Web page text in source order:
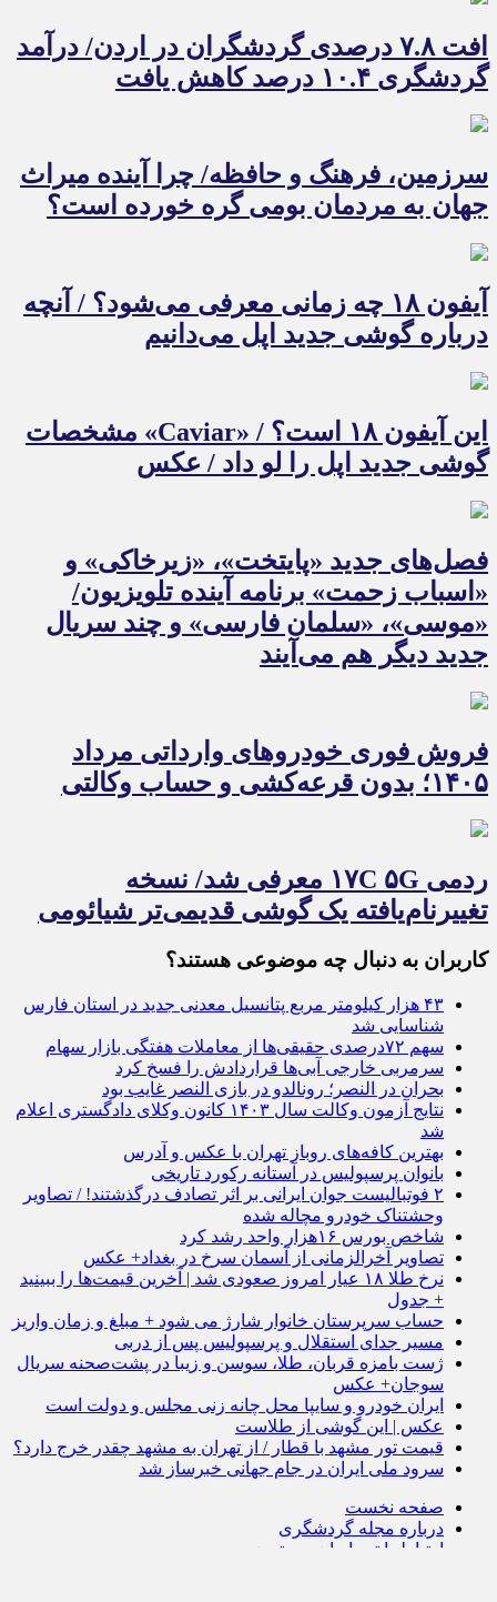
افت ۷.۸ درصدی گردشگران در اردن/ درآمد
گردشگری ۱۰.۴ درصد کاهش یافت
سرزمین، فرهنگ و حافظه/ چرا آینده میراث
جهان به مردمان بومی گره خورده است؟
آیفون ۱۸ چه زمانی معرفی می‌شود؟ / آنچه
درباره گوشی جدید اپل می‌دانیم
این آیفون ۱۸ است؟ / «Caviar» مشخصات
گوشی جدید اپل را لو داد / عکس
فصل‌های جدید «پایتخت»، «زیرخاکی» و
«اسباب زحمت» برنامه آینده تلویزیون/
«موسی»، «سلمان فارسی» و چند سریال
جدید دیگر هم می‌آیند
فروش فوری خودروهای وارداتی مرداد
۱۴۰۵؛ بدون قرعه‌کشی و حساب وکالتی
ردمی ۱۷C ۵G معرفی شد/ نسخه
تغییرنام‌یافته یک گوشی قدیمی‌تر شیائومی
کاربران به دنبال چه موضوعی هستند؟
۴۳ هزار کیلومتر مربع پتانسیل معدنی جدید در استان فارس
شناسایی شد
سهم ۷۲درصدی حقیقی‌ها از معاملات هفتگی بازار سهام
سرمربی خارجی آبی‌ها قراردادش را فسخ کرد
بحران در النصر؛ رونالدو در بازی النصر غایب بود
نتایج آزمون وکالت سال ۱۴۰۳ کانون وکلای دادگستری اعلام
شد
بهترین کافه‌های روباز تهران با عکس و آدرس
بانوان پرسپولیس در آستانه رکورد تاریخی
۲ فوتبالیست جوان ایرانی بر اثر تصادف درگذشتند! / تصاویر
وحشتناک خودرو مچاله شده
شاخص بورس ۱۶هزار واحد رشد کرد
تصاویر آخرالزمانی از آسمان سرخ در بغداد+ عکس
نرخ طلا ۱۸ عیار امروز صعودی شد | آخرین قیمت‌ها را ببینید
+ جدول
حساب سرپرستان خانوار شارژ می شود + مبلغ و زمان واریز
مسیر جدای استقلال و پرسپولیس پس از دربی
ژست بامزه قربان، طلا، سوسن و زیبا در پشت‌صحنه سریال
سوجان+ عکس
ایران خودرو و سایپا محل چانه زنی مجلس و دولت است
عکس | این گوشی از طلاست
قیمت تور مشهد با قطار / از تهران به مشهد چقدر خرج دارد؟
سرود ملی ایران در جام جهانی خبرساز شد
صفحه نخست
درباره مجله گردشگری
ارتباط با تیم ایران وی تورز